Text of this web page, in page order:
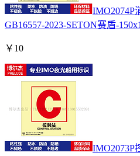
IMO2074P
GB16557-2023-SETON赛盾-
￥ 10
IMO2073P